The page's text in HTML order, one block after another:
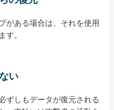
がある場合は、それを使用
す。
い
ずしもデータが復元される